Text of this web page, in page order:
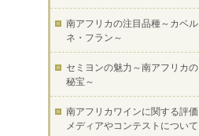
南アフリカの注目品種～カベル
ネ・フラン～
セミヨンの魅力～南アフリカの
秘宝～
南アフリカワインに関する評価
メディアやコンテストについて